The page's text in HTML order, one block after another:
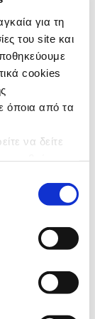
για τη
του site και
cookies
όποια από τα
να δείτε
την
της
σύνολο
συστήματος